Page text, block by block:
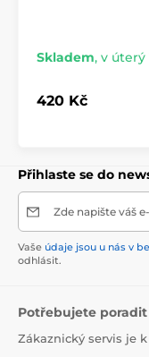
Skladem, v úterý
420 Kč
Přihlaste se do
Zde napište váš
Vaše údaje jsou u nás v
odhlásit.
Potřebujete poradit
Zákaznický servis je